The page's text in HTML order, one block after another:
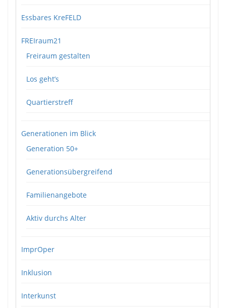
Essbares KreFELD
FREIraum21
Freiraum gestalten
Los geht’s
Quartierstreff
Generationen im Blick
Generation 50+
Generationsübergreifend
Familienangebote
Aktiv durchs Alter
ImprOper
Inklusion
Interkunst